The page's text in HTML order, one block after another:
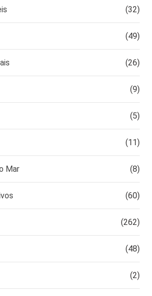
(32)
(49)
(26)
(9)
(5)
(11)
Mar (8)
(60)
(262)
(48)
(2)